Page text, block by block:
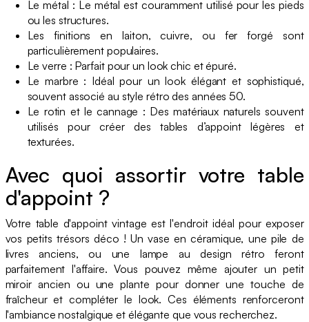
Le métal : Le métal est couramment utilisé pour les pieds
ou les structures.
Les finitions en laiton, cuivre, ou fer forgé sont
particulièrement populaires.
Le verre : Parfait pour un look chic et épuré.
Le marbre : Idéal pour un look élégant et sophistiqué,
souvent associé au style rétro des années 50.
Le rotin et le cannage : Des matériaux naturels souvent
utilisés pour créer des tables d’appoint légères et
texturées.
Avec quoi assortir votre table
d'appoint ?
Votre table d'appoint vintage est l'endroit idéal pour exposer
vos petits trésors déco ! Un vase en céramique, une pile de
livres anciens, ou une lampe au design rétro feront
parfaitement l'affaire. Vous pouvez même ajouter un petit
miroir ancien ou une plante pour donner une touche de
fraîcheur et compléter le look. Ces éléments renforceront
l'ambiance nostalgique et élégante que vous recherchez.